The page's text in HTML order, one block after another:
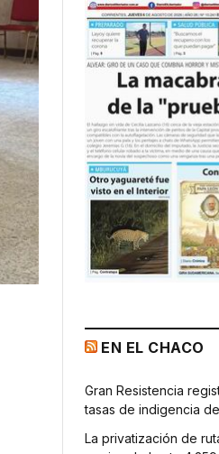
EN EL CHACO
Gran Resistencia
tasas de indigencia
La privatización de